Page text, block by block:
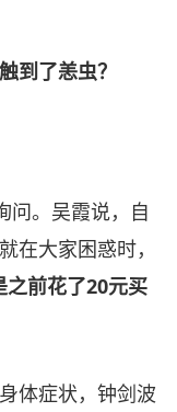
到了恙虫？
问。吴霞说，自
在大家困惑时，
之前花了20元买
体症状，钟剑波